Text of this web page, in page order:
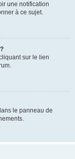
une notification
à ce sujet.
sur le lien
le panneau de